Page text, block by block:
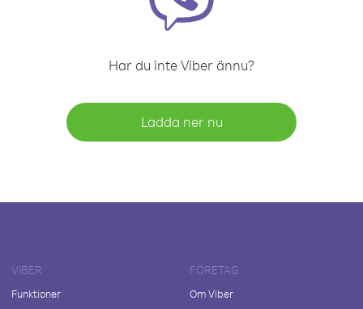
Har du inte Viber ännu?
Ladda ner nu
VIBER
Funktioner
FÖRETAG
Om Viber